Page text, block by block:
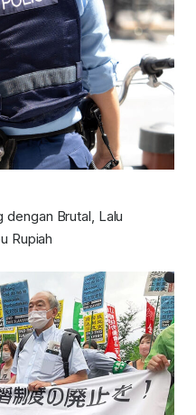
Brutal, Lalu
Rupiah